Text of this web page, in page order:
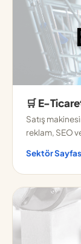
🛒 E-
Satış
reklam, SEO
Sektör